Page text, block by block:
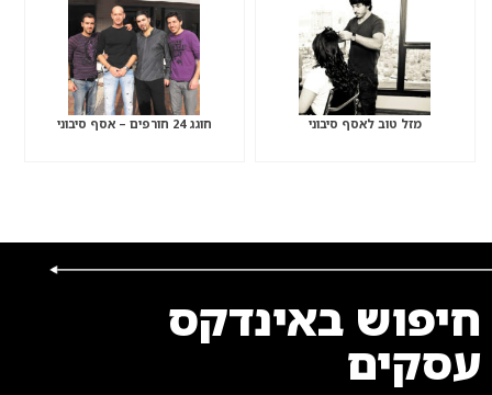
מזל טוב לאסף סיבוני חוגג 24 חורפים – אסף סיבוני
חיפוש באינדקס
עסקים